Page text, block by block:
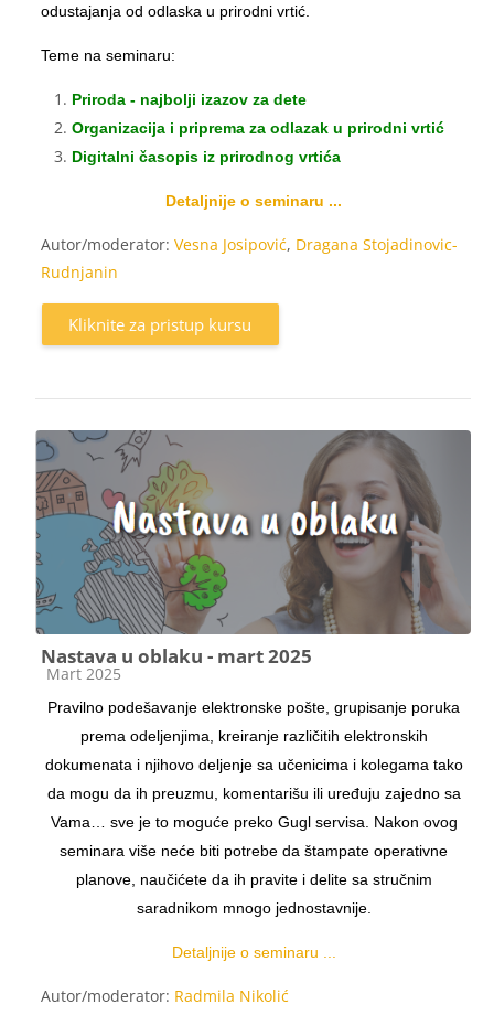
odustajanja od odlaska u prirodni vrtić.
Teme na seminaru:
Priroda - najbolji izazov za dete
Organizacija i priprema za odlazak u prirodni vrtić
Digitalni časopis iz prirodnog vrtića
Detaljnije o seminaru ...
Autor/moderator: Vesna Josipović, Dragana Stojadinovic-
Rudnjanin
Kliknite za pristup kursu
Nastava u oblaku - mart 2025
Kategorija kursa
Mart 2025
Pravilno podešavanje elektronske pošte, grupisanje poruka
prema odeljenjima, kreiranje različitih elektronskih
dokumenata i njihovo deljenje sa učenicima i kolegama tako
da mogu da ih preuzmu, komentarišu ili uređuju zajedno sa
Vama… sve je to moguće preko Gugl servisa. Nakon ovog
seminara više neće biti potrebe da štampate operativne
planove, naučićete da ih pravite i delite sa stručnim
saradnikom mnogo jednostavnije.
Detaljnije o seminaru ...
Autor/moderator: Radmila Nikolić